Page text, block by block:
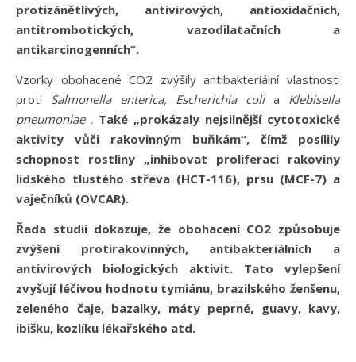
protizánětlivých, antivirových, antioxidačních,
antitrombotických, vazodilatačních a
antikarcinogenních“.
Vzorky obohacené CO2 zvýšily antibakteriální vlastnosti
proti Salmonella enterica, Escherichia colia Klebisella
pneumoniae. Také „prokázaly nejsilnější cytotoxické
aktivity vůči rakovinným buňkám“, čímž posílily
schopnost rostliny „inhibovat proliferaci rakoviny
lidského tlustého střeva (HCT-116), prsu (MCF-7) a
vaječníků (OVCAR).
Řada studií dokazuje, že obohacení CO2 způsobuje
zvýšení protirakovinných, antibakteriálních a
antivirových biologických aktivit. Tato vylepšení
zvyšují léčivou hodnotu tymiánu, brazilského ženšenu,
zeleného čaje, bazalky, máty peprné, guavy, kavy,
ibišku, kozlíku lékařského atd.